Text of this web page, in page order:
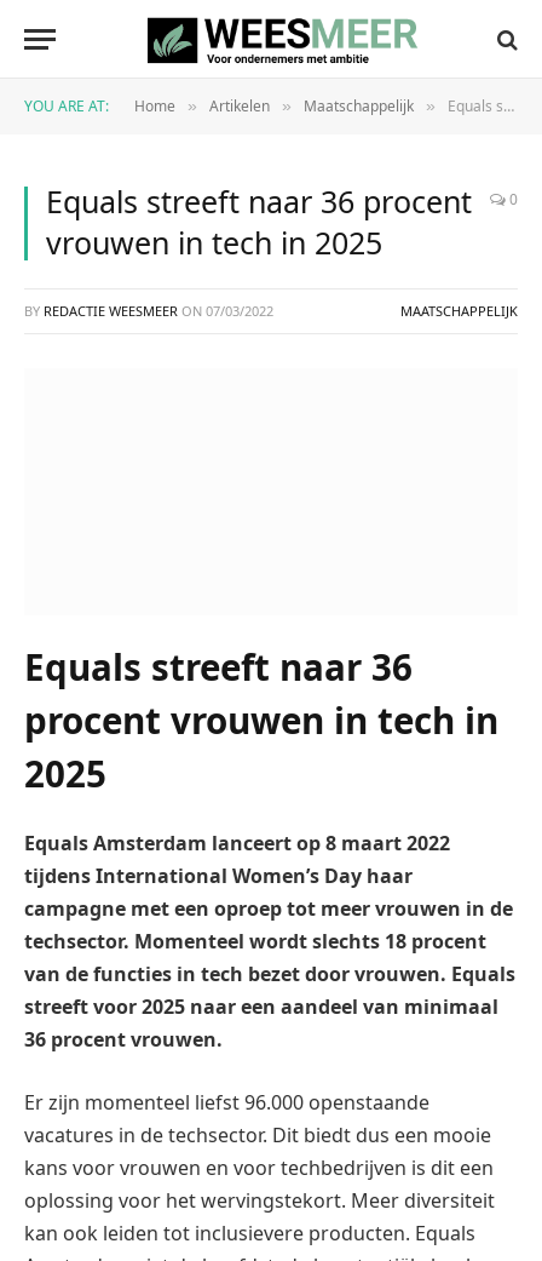
YOU ARE AT: Home » Artikelen » Maatschappelijk » Equals streeft naar 36 procent vrouwen in tech in 2025
Equals streeft naar 36 procent
vrouwen in tech in 2025
0
BY REDACTIE WEESMEER ON 07/03/2022 MAATSCHAPPELIJK
Equals streeft naar 36
procent vrouwen in tech in
2025
Equals Amsterdam lanceert op 8 maart 2022
tijdens International Women’s Day haar
campagne met een oproep tot meer vrouwen in de
techsector. Momenteel wordt slechts 18 procent
van de functies in tech bezet door vrouwen. Equals
streeft voor 2025 naar een aandeel van minimaal
36 procent vrouwen.
Er zijn momenteel liefst 96.000 openstaande
vacatures in de techsector. Dit biedt dus een mooie
kans voor vrouwen en voor techbedrijven is dit een
oplossing voor het wervingstekort. Meer diversiteit
kan ook leiden tot inclusievere producten. Equals